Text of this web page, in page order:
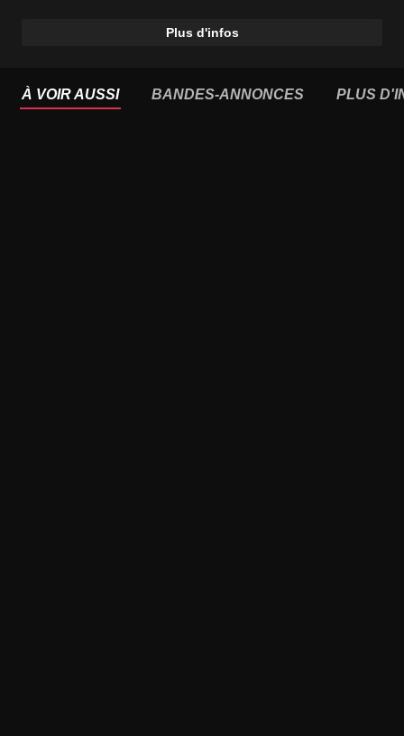
Plus d'infos
À VOIR AUSSI BANDES-ANNONCES PLUS